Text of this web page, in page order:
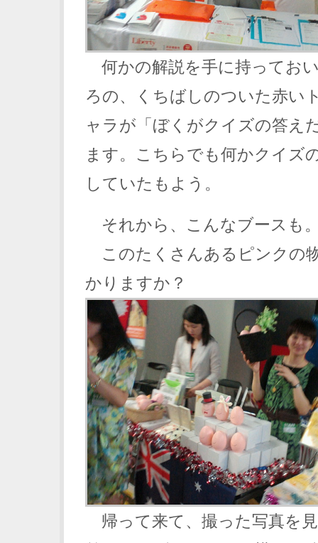
何かの解説を手に持ってお
ろの、くちばしのついた赤い
ャラが「ぼくがクイズの答え
ます。こちらでも何かクイズ
していたもよう。
それから、こんなブースも
このたくさんあるピンクの
かりますか？
帰って来て、撮った写真を